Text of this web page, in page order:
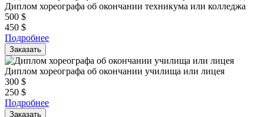
Диплом хореографа об окончании техникума или колледжа
500 $
450 $
Подробнее
Заказать
Диплом хореографа об окончании училища или лицея
300 $
250 $
Подробнее
Заказать